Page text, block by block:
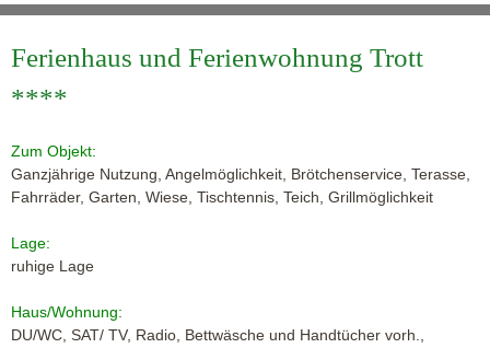
Ferienhaus und Ferienwohnung Trott
****
Zum Objekt:
Ganzjährige Nutzung, Angelmöglichkeit, Brötchenservice, Terasse,
Fahrräder, Garten, Wiese, Tischtennis, Teich, Grillmöglichkeit
Lage:
ruhige Lage
Haus/Wohnung:
DU/WC, SAT/ TV, Radio, Bettwäsche und Handtücher vorh.,